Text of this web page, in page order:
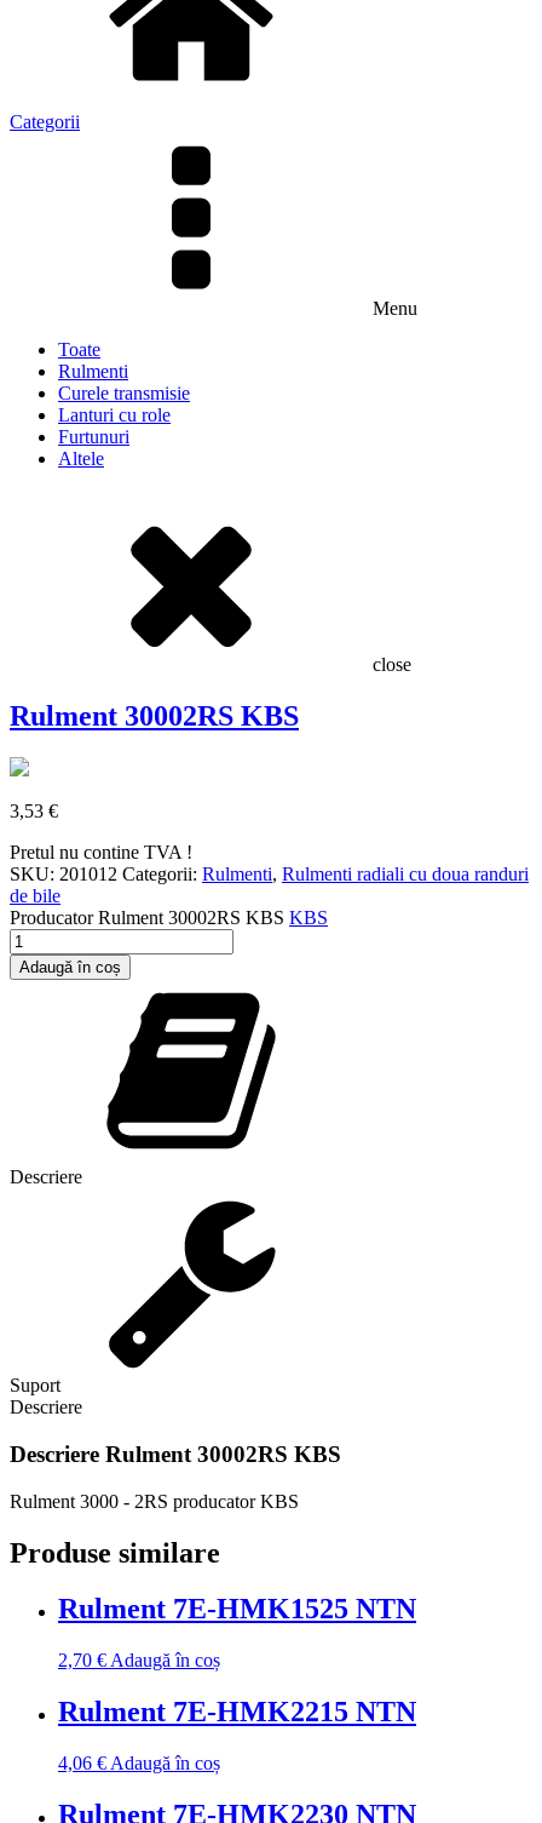
Categorii
Menu
Toate
Rulmenti
Curele transmisie
Lanturi cu role
Furtunuri
Altele
close
Rulment 30002RS KBS
3,53 €
Pretul nu contine TVA !
SKU: 201012 Categorii: Rulmenti, Rulmenti radiali cu doua randuri
de bile
ProducatorRulment 30002RS KBS KBS
Cantitate
Rulment
30002RS
Adaugă în coș
Descriere
Suport
Descriere
Descriere Rulment 30002RS KBS
Rulment 3000 - 2RS producator KBS
Produse similare
Rulment 7E-HMK1525 NTN
2,70 € Adaugă în coș
Rulment 7E-HMK2215 NTN
4,06 € Adaugă în coș
Rulment 7E-HMK2230 NTN